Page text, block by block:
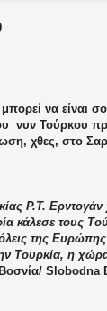
να είναι
νυν Τούρκου
χθες, στο
Ρ.Τ.
κάλεσε τους
της
Τουρκία, η
Slobodna